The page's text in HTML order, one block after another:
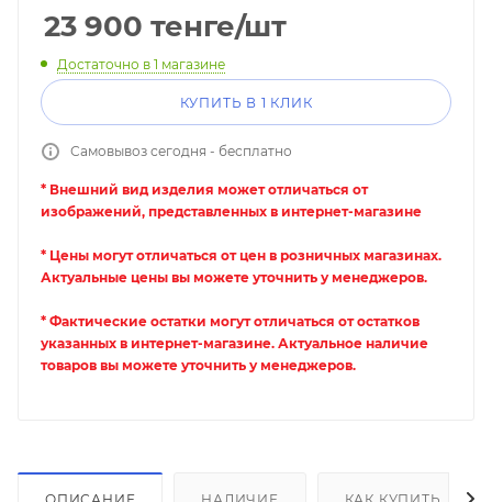
23 900 тенге/шт
Достаточно в 1 магазине
КУПИТЬ В 1 КЛИК
Самовывоз сегодня - бесплатно
* Внешний вид изделия может отличаться от
изображений, представленных в интернет-магазине
* Цены могут отличаться от цен в розничных магазинах.
Актуальные цены вы можете уточнить у менеджеров.
* Фактические остатки могут отличаться от остатков
указанных в интернет-магазине. Актуальное наличие
товаров вы можете уточнить у менеджеров.